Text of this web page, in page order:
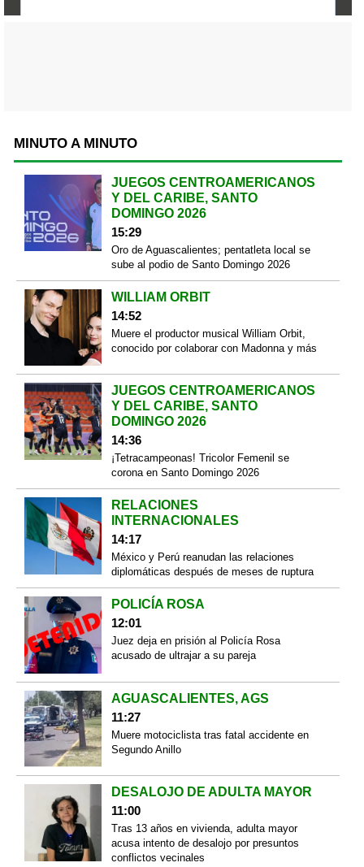
MINUTO A MINUTO
JUEGOS CENTROAMERICANOS
Y DEL CARIBE, SANTO
DOMINGO 2026
15:29
Oro de Aguascalientes; pentatleta local se
sube al podio de Santo Domingo 2026
WILLIAM ORBIT
14:52
Muere el productor musical William Orbit,
conocido por colaborar con Madonna y más
JUEGOS CENTROAMERICANOS
Y DEL CARIBE, SANTO
DOMINGO 2026
14:36
¡Tetracampeonas! Tricolor Femenil se
corona en Santo Domingo 2026
RELACIONES
INTERNACIONALES
14:17
México y Perú reanudan las relaciones
diplomáticas después de meses de ruptura
POLICÍA ROSA
12:01
Juez deja en prisión al Policía Rosa
acusado de ultrajar a su pareja
AGUASCALIENTES, AGS
11:27
Muere motociclista tras fatal accidente en
Segundo Anillo
DESALOJO DE ADULTA MAYOR
11:00
Tras 13 años en vivienda, adulta mayor
acusa intento de desalojo por presuntos
conflictos vecinales